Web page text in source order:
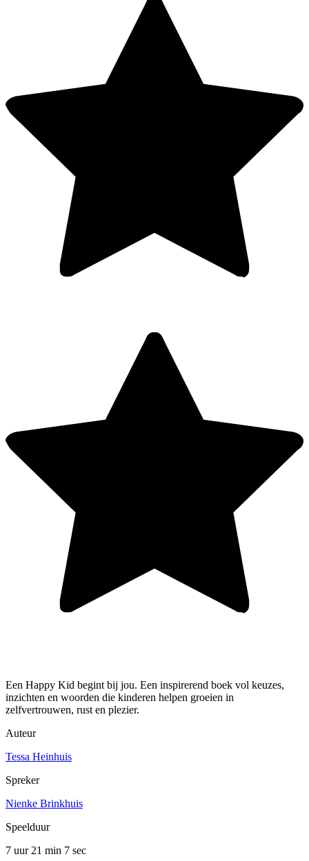
Een Happy Kid begint bij jou. Een inspirerend boek vol keuzes,
inzichten en woorden die kinderen helpen groeien in
zelfvertrouwen, rust en plezier.
Auteur
Tessa Heinhuis
Spreker
Nienke Brinkhuis
Speelduur
7 uur 21 min 7 sec